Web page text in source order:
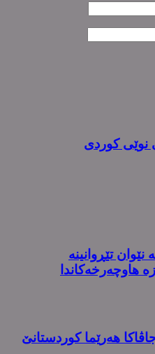
نوێی کوردی
تێڕوانینە
هاوچەرخەکاندا
هەرێما کوردستانێ